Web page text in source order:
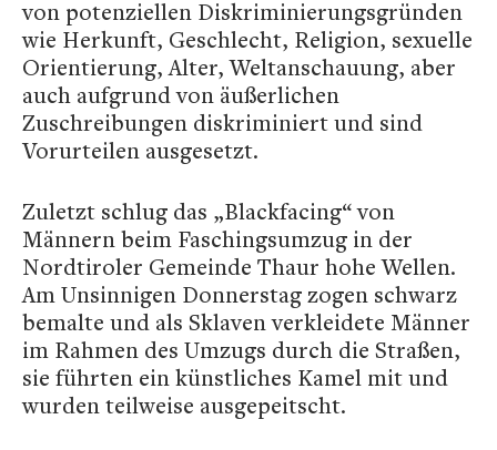
von potenziellen Diskriminierungsgründen
wie Herkunft, Geschlecht, Religion, sexuelle
Orientierung, Alter, Weltanschauung, aber
auch aufgrund von äußerlichen
Zuschreibungen diskriminiert und sind
Vorurteilen ausgesetzt.
Zuletzt schlug das „Blackfacing“ von
Männern beim Faschingsumzug in der
Nordtiroler Gemeinde Thaur hohe Wellen.
Am Unsinnigen Donnerstag zogen schwarz
bemalte und als Sklaven verkleidete Männer
im Rahmen des Umzugs durch die Straßen,
sie führten ein künstliches Kamel mit und
wurden teilweise ausgepeitscht.